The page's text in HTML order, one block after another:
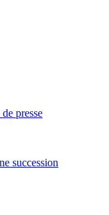
presse
succession